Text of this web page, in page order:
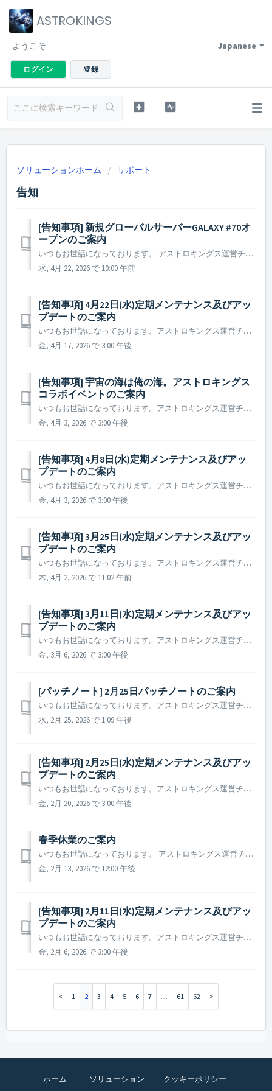
ASTROKINGS
Japanese
ようこそ
ログイン 登録
ソリューションホーム サポート
告知
[告知事項] 新規グローバルサーバーGALAXY #70オ
ープンのご案内
いつもお世話になっております。 アストロキングス運営チームです。 新規グローバルサーバーGALAXY #70をオープンすることとなりましたので、ご案内いたします。 ▶ 新規グローバルサーバーGALAXY #70オープンのご案内 - オープン日時：2026年4月22日定期メンテナンス終了後 ...
水, 4月 22, 2026 で 10:00 午前
[告知事項] 4月22日(水)定期メンテナンス及びアッ
プデートのご案内
いつもお世話になっております。アストロキングス運営チームです。 2026年4月22日(水)に実施予定の定期メンテナンス及びアップデート内容についてご案内いたします。 ※ 本告知は事前告知であり、諸事情により一部内容が変更となる場合がございます。その際は改めてご案内いたします。 ▶ ...
金, 4月 17, 2026 で 3:00 午後
[告知事項] 宇宙の海は俺の海。アストロキングス
コラボイベントのご案内
いつもお世話になっております。アストロキングス運営チームです。 広大で漆黒の宇宙の海を駆ける伝説、宇宙SFを代表する名作アニメ「宇宙海賊キャプテンハーロック」の英雄たちが、再びアストロキングスの銀河に帰ってきます。 自由を掲げる海賊旗とともに、再びアストロキングスの銀河を航海しましょう！ ...
金, 4月 3, 2026 で 3:00 午後
[告知事項] 4月8日(水)定期メンテナンス及びアッ
プデートのご案内
いつもお世話になっております。アストロキングス運営チームです。 2026年4月8日(水)に実施予定の定期メンテナンス及びアップデート内容についてご案内いたします。 ※ 本告知は事前告知であり、諸事情により一部内容が変更となる場合がございます。その際は改めてご案内いたします。 ▶ 定期メン...
金, 4月 3, 2026 で 3:00 午後
[告知事項] 3月25日(水)定期メンテナンス及びアッ
プデートのご案内
いつもお世話になっております。アストロキングス運営チームです。 2026年3月25日(水)に実施予定の定期メンテナンス及びアップデート内容についてご案内いたします。 ※ 本告知は事前告知であり、諸事情により一部内容が変更となる場合がございます。その際は改めてご案内いたします。 ▶ 定期メ...
木, 4月 2, 2026 で 11:02 午前
[告知事項] 3月11日(水)定期メンテナンス及びアッ
プデートのご案内
いつもお世話になっております。アストロキングス運営チームです。 2026年3月11日(水)に実施予定の定期メンテナンス及びアップデート内容についてご案内いたします。 ※ 本告知は事前告知であり、諸事情により一部内容が変更となる場合がございます。その際は改めてご案内いたします。 ▶ 定期メンテナンス及びアッ...
金, 3月 6, 2026 で 3:00 午後
[パッチノート] 2月25日パッチノートのご案内
いつもお世話になっております。アストロキングス運営チームです。 本日実施されたパッチノートについてご案内いたします。 ▶ 2026年2月25日パッチノート - 一部の言語において、パック名が正しく表示されない不具合を修正しました。 ※ 参考事項 - 該当の現象が生じる司令官様におか...
水, 2月 25, 2026 で 1:09 午後
[告知事項] 2月25日(水)定期メンテナンス及びアッ
プデートのご案内
いつもお世話になっております。アストロキングス運営チームです。 2026年2月25日(水)に実施予定の定期メンテナンス及びアップデート内容についてご案内いたします。 ※ 本告知は事前告知であり、諸事情により一部内容が変更となる場合がございます。その際は改めてご案内いたします。 ▶ 定期メンテナン...
金, 2月 20, 2026 で 3:00 午後
春季休業のご案内
いつもお世話になっております。 アストロキングス運営チームです。 ANGAMESは、下記日程を春季休業とさせていただくことをお知らせいたします。 ▶️ ANGAMES 春季休業期間のご案内 - 休業期間 : 2026年2月16日から2026年2月18日まで - 休業によりご対応を承...
金, 2月 13, 2026 で 12:00 午後
[告知事項] 2月11日(水)定期メンテナンス及びアッ
プデートのご案内
いつもお世話になっております。アストロキングス運営チームです。 2026年2月11日 (水)に実施予定の定期メンテナンス及びアップデート内容についてご案内いたします。 ※ 本告知は事前告知であり、諸事情により一部内容が変更となる場合がございます。その際は改めてご案内いたします。 ▶ 定期メンテナンス...
金, 2月 6, 2026 で 3:00 午後
1 2 3 4 5 6 7 … 61 62
ホーム ソリューション クッキーポリシー